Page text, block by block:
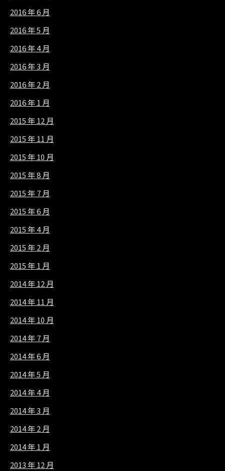
2016 年 6 月
2016 年 5 月
2016 年 4 月
2016 年 3 月
2016 年 2 月
2016 年 1 月
2015 年 12 月
2015 年 11 月
2015 年 10 月
2015 年 8 月
2015 年 7 月
2015 年 6 月
2015 年 4 月
2015 年 2 月
2015 年 1 月
2014 年 12 月
2014 年 11 月
2014 年 10 月
2014 年 7 月
2014 年 6 月
2014 年 5 月
2014 年 4 月
2014 年 3 月
2014 年 2 月
2014 年 1 月
2013 年 12 月